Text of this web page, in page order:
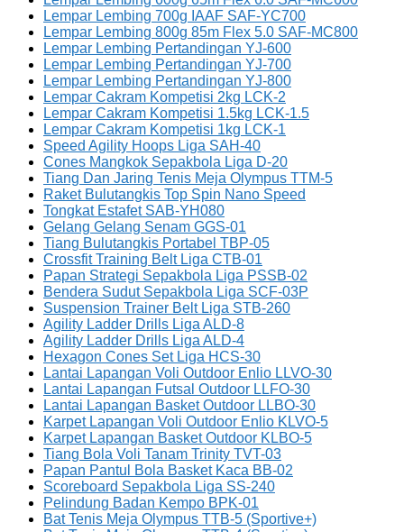
Lempar Lembing 700g IAAF SAF-YC700
Lempar Lembing 800g 85m Flex 5.0 SAF-MC800
Lempar Lembing Pertandingan YJ-600
Lempar Lembing Pertandingan YJ-700
Lempar Lembing Pertandingan YJ-800
Lempar Cakram Kompetisi 2kg LCK-2
Lempar Cakram Kompetisi 1.5kg LCK-1.5
Lempar Cakram Kompetisi 1kg LCK-1
Speed Agility Hoops Liga SAH-40
Cones Mangkok Sepakbola Liga D-20
Tiang Dan Jaring Tenis Meja Olympus TTM-5
Raket Bulutangkis Top Spin Nano Speed
Tongkat Estafet SAB-YH080
Gelang Gelang Senam GGS-01
Tiang Bulutangkis Portabel TBP-05
Crossfit Training Belt Liga CTB-01
Papan Strategi Sepakbola Liga PSSB-02
Bendera Sudut Sepakbola Liga SCF-03P
Suspension Trainer Belt Liga STB-260
Agility Ladder Drills Liga ALD-8
Agility Ladder Drills Liga ALD-4
Hexagon Cones Set Liga HCS-30
Lantai Lapangan Voli Outdoor Enlio LLVO-30
Lantai Lapangan Futsal Outdoor LLFO-30
Lantai Lapangan Basket Outdoor LLBO-30
Karpet Lapangan Voli Outdoor Enlio KLVO-5
Karpet Lapangan Basket Outdoor KLBO-5
Tiang Bola Voli Tanam Trinity TVT-03
Papan Pantul Bola Basket Kaca BB-02
Scoreboard Sepakbola Liga SS-240
Pelindung Badan Kempo BPK-01
Bat Tenis Meja Olympus TTB-5 (Sportive+)